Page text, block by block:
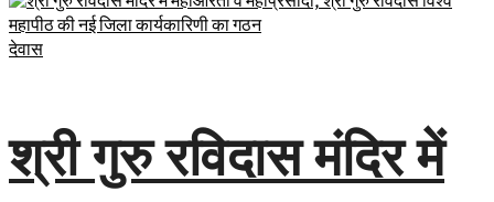
देवास
श्री गुरु रविदास मंदिर में